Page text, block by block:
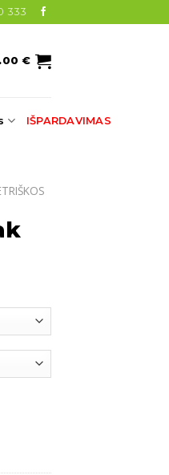
333
€
IŠPARDAVIMAS